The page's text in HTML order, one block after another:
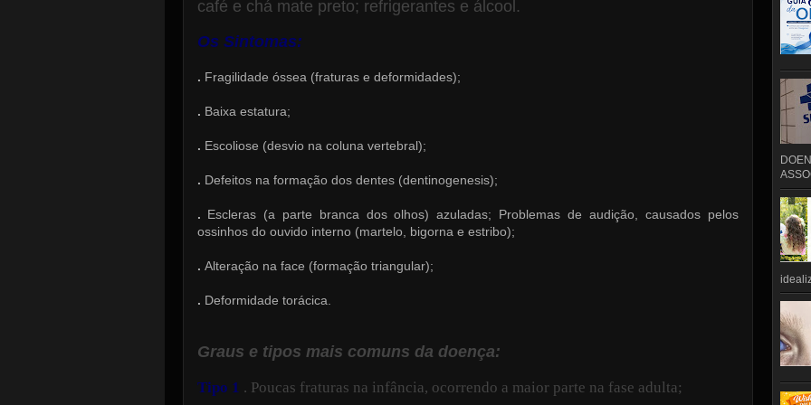
café e chá mate preto; refrigerantes e álcool.
Os Sintomas:
. Fragilidade óssea (fraturas e deformidades);
. Baixa estatura;
. Escoliose (desvio na coluna vertebral);
. Defeitos na formação dos dentes (dentinogenesis);
. Escleras (a parte branca dos olhos) azuladas; Problemas de audição, causados pelos
ossinhos do ouvido interno (martelo, bigorna e estribo);
. Alteração na face (formação triangular);
. Deformidade torácica.
Graus e tipos mais comuns da doença:
Tipo 1 . Poucas fraturas na infância, ocorrendo a maior parte na fase adulta;